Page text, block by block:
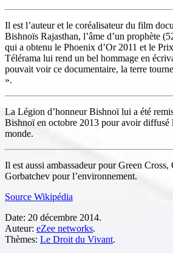
Il est l’auteur et le coréalisateur du film
Bishnoïs Rajasthan, l’âme d’un prophète
qui a obtenu le Phoenix d’Or 2011 et le
Télérama lui rend un bel hommage en
pouvait voir ce documentaire, la terre
».
La Légion d’honneur Bishnoï lui a été
Bishnoï en octobre 2013 pour avoir diffusé
monde.
Il est aussi ambassadeur pour Green
Gorbatchev pour l’environnement.
Source Wikipédia
Date: 20 décembre 2014.
Auteur: eZee networks.
Thèmes: Le Droit du Vivant.